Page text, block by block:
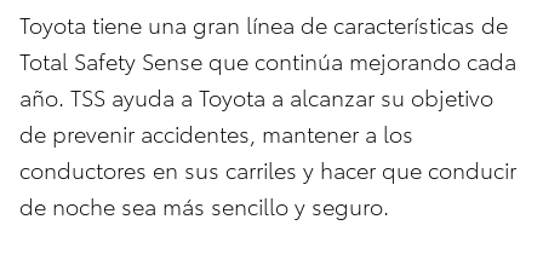
Toyota tiene una gran línea de características de
Total Safety Sense que continúa mejorando cada
año. TSS ayuda a Toyota a alcanzar su objetivo
de prevenir accidentes, mantener a los
conductores en sus carriles y hacer que conducir
de noche sea más sencillo y seguro.